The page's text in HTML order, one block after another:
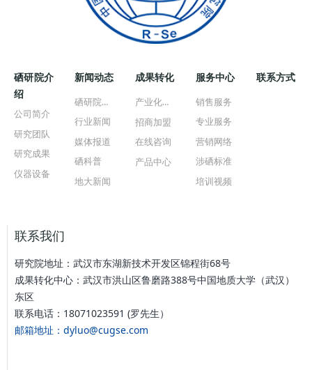
联系我们
研究院地址：武汉市东湖新技术开发区锦程街68号
成果转化中心：武汉市洪山区鲁磨路388号中国地质大学（武汉）
东区
联系电话：18071023591 (罗先生）
邮箱地址：dyluo@cugse.com
公司简介
研究团队
研究成果
仪器设备
硒研院介
绍
新闻动态
硒研院新闻
行业新闻
媒体报道
硒科普
地大新闻
成果转化
产业化公司
招商加盟
在线咨询
产品中心
服务中心
销售服务
专业服务
营销网络
涉硒标准
培训视频
联系方式